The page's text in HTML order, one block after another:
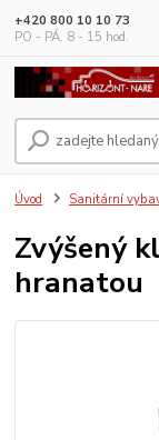
+420 800 10 10 73
PO - PÁ, 8 - 15 hod.
Úvod Sanitární
Zvýšený
hranatou